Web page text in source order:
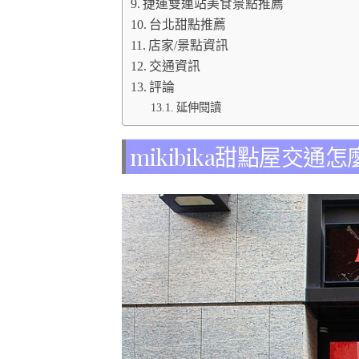
捷運雙連站美食景點推薦
台北甜點推薦
店家/景點資訊
交通資訊
評論
延伸閱讀
mikibika甜點屋交通怎